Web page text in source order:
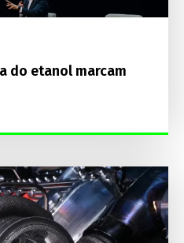
do etanol marcam